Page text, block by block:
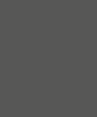
na data da
ao fundo. Ainda, a
de investimento deve
mercado, devendo
CVM nº 438/2006
de valor de mercado
para um
de técnicas de
o tipo em questão.